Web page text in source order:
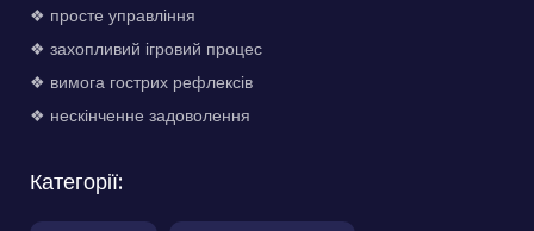
❖ просте управління
❖ захопливий ігровий процес
❖ вимога гострих рефлексів
❖ нескінченне задоволення
Категорії: